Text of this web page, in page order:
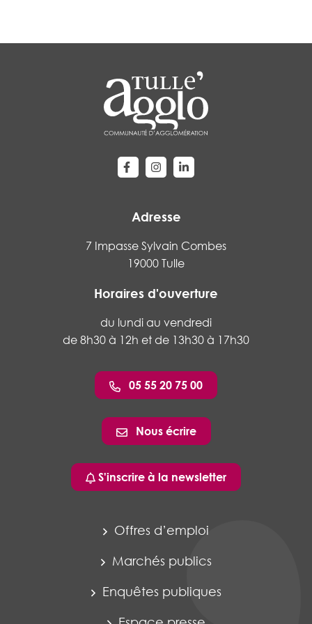
Lien vers le compte Facebook
Lien vers le compte Instagram
Lien vers le compte
Adresse
7 Impasse Sylvain Combes
19000 Tulle
Horaires d'ouverture
du lundi au vendredi
de 8h30 à 12h et de 13h30 à 17h30
05 55 20 75 00
Nous écrire
S'inscrire à la newsletter
Offres d’emploi
Marchés publics
Enquêtes publiques